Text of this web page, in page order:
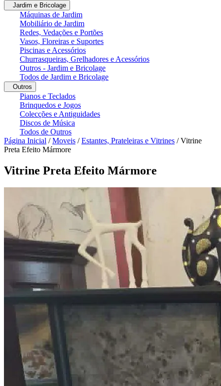
Jardim e Bricolage
Máquinas de Jardim
Mobiliário de Jardim
Redes, Vedações e Portões
Vasos, Floreiras e Suportes
Piscinas e Acessórios
Churrasqueiras, Grelhadores e Acessórios
Outros - Jardim e Bricolage
Todos de Jardim e Bricolage
Outros
Pianos e Teclados
Brinquedos e Jogos
Colecções e Antiguidades
Discos de Música
Todos de Outros
Página Inicial /Moveis /Estantes, Prateleiras e Vitrines /Vitrine
Preta Efeito Mármore
Vitrine Preta Efeito Mármore